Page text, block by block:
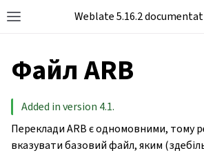
Weblate 5.16.2
Файл ARB
Added in version 4.1.
Переклади ARB є одномовними, тому
вказувати базовий файл, яким